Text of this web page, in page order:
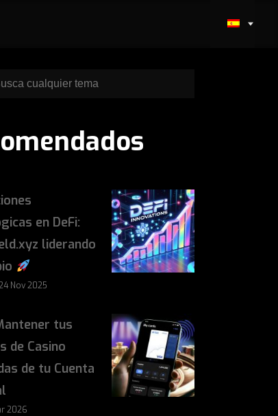
en DeFi:
liderando
Nov 2025
tus
de Casino
de tu Cuenta
2026